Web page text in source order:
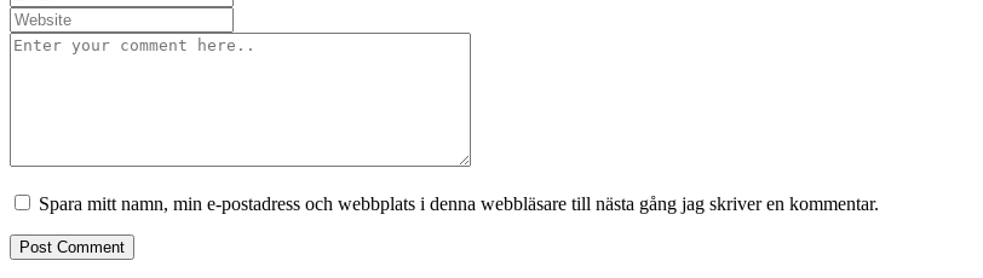
Spara mitt namn, min e-postadress och webbplats i denna webbläsare till nästa gång jag skriver en kommentar.